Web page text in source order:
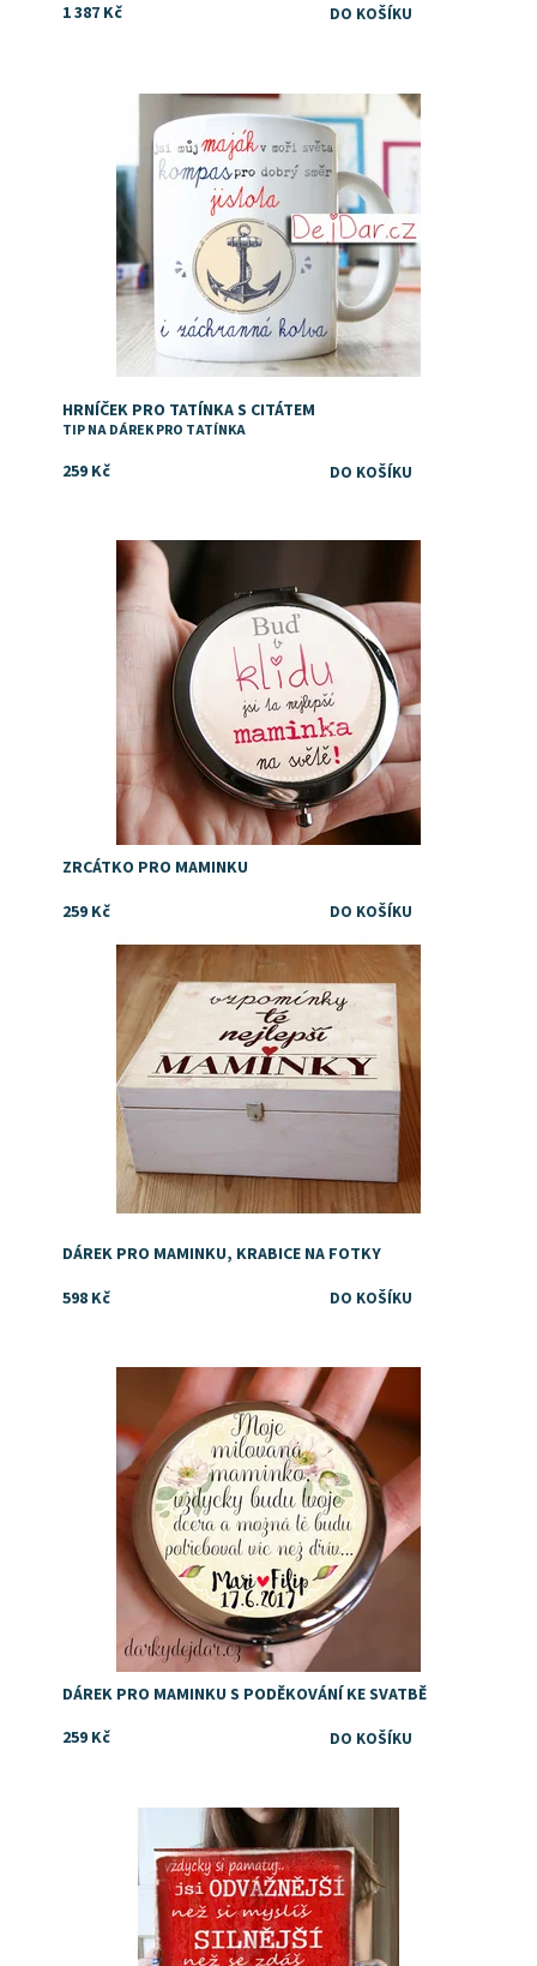
1 387 Kč
Dárek pro tatínka, ke svatbě jako poděkování za
výchovu, k narozeninám nebo třrba ke dni otců
Dostupnost:
Skladem
Značka:
DejDar
HRNÍČEK PRO TATÍNKA S CITÁTEM
TIP NA DÁREK PRO TATÍNKA
259 Kč
Dostupnost: Skladem
ZRCÁTKO PRO MAMINKU
259 Kč
Značka:
DejDar
DÁREK PRO MAMINKU, KRABICE NA FOTKY
598 Kč
Dostupnost: Skladem
DÁREK PRO MAMINKU S PODĚKOVÁNÍ KE SVATBĚ
259 Kč
Dostupnost: Skladem